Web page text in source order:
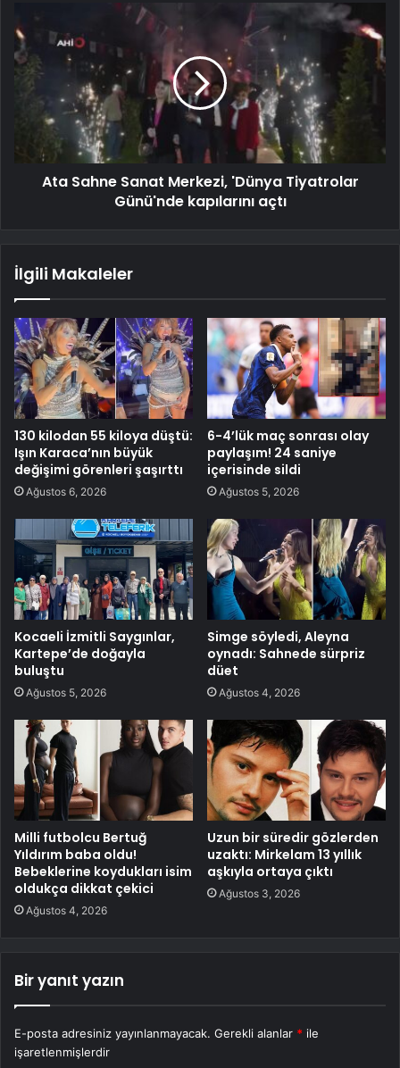
Ata Sahne Sanat Merkezi, 'Dünya Tiyatrolar
Günü'nde kapılarını açtı
İlgili Makaleler
130 kilodan 55 kiloya düştü:
Işın Karaca’nın büyük
değişimi görenleri şaşırttı
Ağustos 6, 2026
6-4’lük maç sonrası olay
paylaşım! 24 saniye
içerisinde sildi
Ağustos 5, 2026
Kocaeli İzmitli Saygınlar,
Kartepe’de doğayla
buluştu
Ağustos 5, 2026
Simge söyledi, Aleyna
oynadı: Sahnede sürpriz
düet
Ağustos 4, 2026
Milli futbolcu Bertuğ
Yıldırım baba oldu!
Bebeklerine koydukları isim
oldukça dikkat çekici
Ağustos 4, 2026
Uzun bir süredir gözlerden
uzaktı: Mirkelam 13 yıllık
aşkıyla ortaya çıktı
Ağustos 3, 2026
Bir yanıt yazın
E-posta adresiniz yayınlanmayacak. Gerekli alanlar * ile
işaretlenmişlerdir